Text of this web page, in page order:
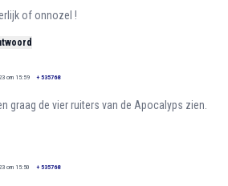
of onnozel !
om 15:59 + 535768
graag de vier ruiters van de Apocalyps zien.
om 15:50 + 535768